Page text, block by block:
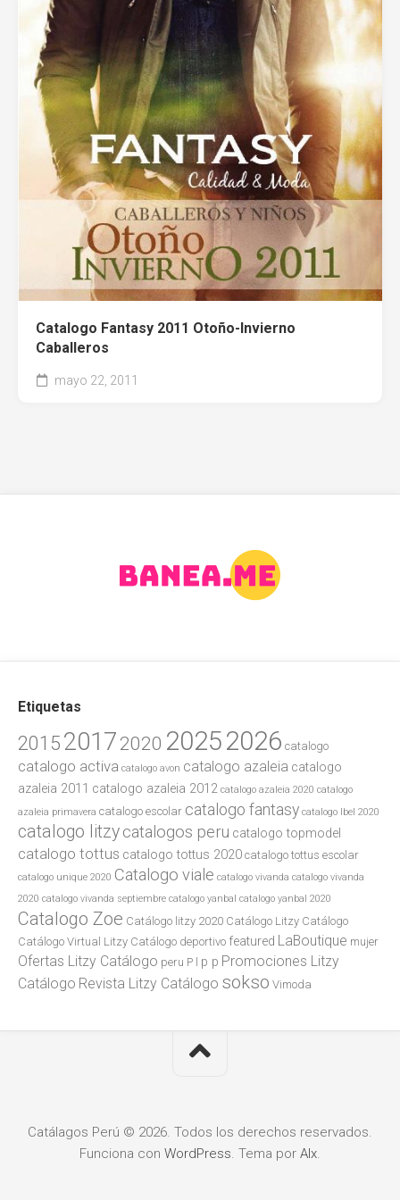
Entel
Catalogo Fantasy 2011 Otoño-Invierno
Caballeros
mayo 22, 2011
Etiquetas
2015 2017 2020 20252026 catalogo
catalogo activa catalogo avon catalogo azaleia catalogo
azaleia 2011 catalogo azaleia 2012 catalogo azaleia 2020 catalogo
azaleia primavera catalogo escolar catalogo fantasy catalogo lbel 2020
catalogo litzycatalogos peru catalogo topmodel
catalogo tottus catalogo tottus 2020 catalogo tottus escolar
catalogo unique 2020 Catalogo viale catalogo vivanda catalogo vivanda
2020 catalogo vivanda septiembre catalogo yanbal catalogo yanbal 2020
Catalogo Zoe Catálogo litzy 2020 Catálogo Litzy Catálogo
Catálogo Virtual Litzy Catálogo deportivo featured LaBoutique mujer
Ofertas Litzy Catálogo peru P l p p Promociones Litzy
Catálogo Revista Litzy Catálogo sokso Vimoda
Catálagos Perú © 2026. Todos los derechos reservados.
Funciona con WordPress. Tema por Alx.